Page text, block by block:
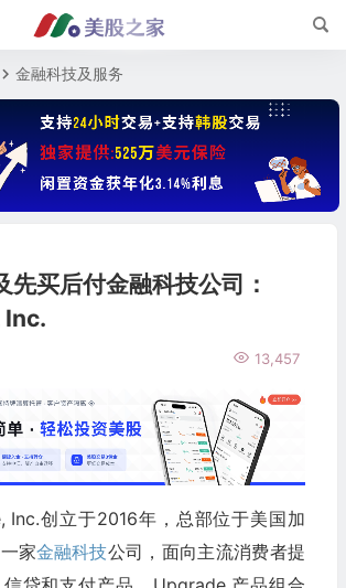
金融科技及服务
先买后付金融科技公司：
Inc.
13,457
Inc.创立于2016年，总部位于美国加
家金融科技公司，面向主流消费者提